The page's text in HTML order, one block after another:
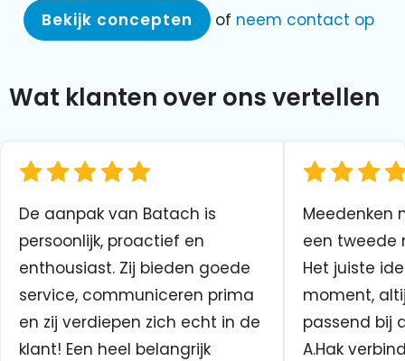
Bekijk concepten of neem contact op
Wat klanten over ons vertellen
De aanpak van Batach is
persoonlijk, proactief en
enthousiast. Zij bieden goede
service, communiceren prima
en zij verdiepen zich echt in de
klant! Een heel belangrijk
Meedenken
een tweede
Het juiste
moment,
passend bij
A.Hak